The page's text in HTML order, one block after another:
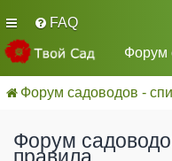
FAQ
Форум
Форум садоводов -
Форум